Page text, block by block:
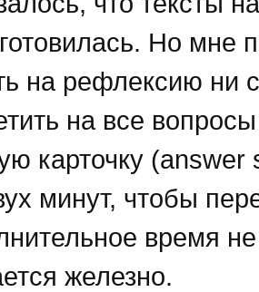
Но мне
на рефлексию ни
на все
карточку
минут, чтобы
время
железно.